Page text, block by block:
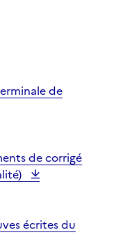
de
de corrigé
écrites du